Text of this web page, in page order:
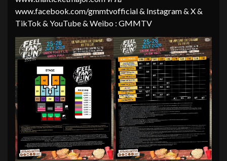
www.facebook.com/gmmtvofficial & Instagram & X &
TikTok & YouTube & Weibo : GMMTV